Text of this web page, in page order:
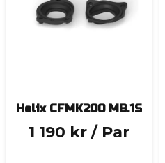
Helix CFMK200 MB.1S
1 190 kr / Par